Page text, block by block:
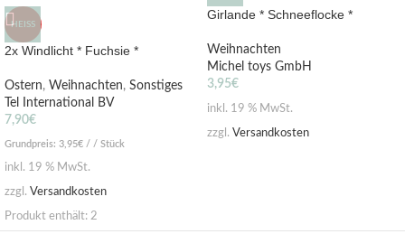
HEISS
2x Windlicht * Fuchsie *
Ostern, Weihnachten, Sonstiges
Tel International BV
7,90€
Grundpreis: 3,95€ / / Stück
inkl. 19 % MwSt.
zzgl. Versandkosten
Produkt enthält: 2
Girlande * Schneeflocke *
Weihnachten
Michel toys GmbH
3,95€
inkl. 19 % MwSt.
zzgl. Versandkosten